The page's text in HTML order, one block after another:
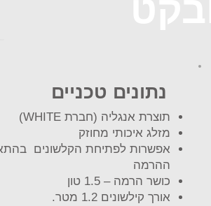
תוצרת אנגליה (חברת WHITE)
מזלג איכותי מחוזק
אפשרות לפתיחת הקלשונים
ההרמה
כושר הרמה – 1.5 טון
אורך קילשונים 1.2 מטר.
נתונים טכניים